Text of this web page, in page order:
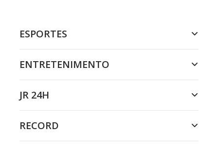
ESPORTES
ENTRETENIMENTO
JR 24H
RECORD